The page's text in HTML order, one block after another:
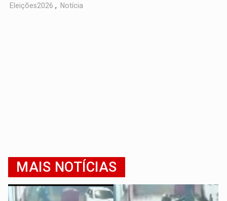
Eleições2026 , Notícia
MAIS NOTÍCIAS